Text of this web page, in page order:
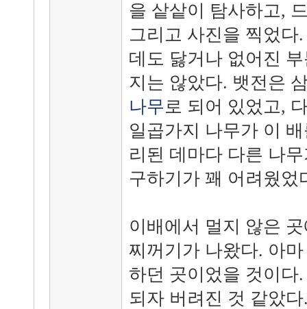
을 샅샅이 탐사하고,
그리고 사진을 찍었다
데도 닳거나 없어진
지는 않았다. 뱃전은
나무로 되어 있었고,
일곱가지 나무가 이
리된 데마다 다른 나
구하기가 꽤 어려웠었
이배에서 멀지 않은
찌꺼기가 나왔다. 아
하던 곳이었을 것이다
되자 버려진 것 같았